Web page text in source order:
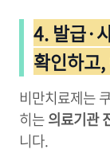
4. 발급·
확인하고
비만치료제는
히는의료기관
니다.